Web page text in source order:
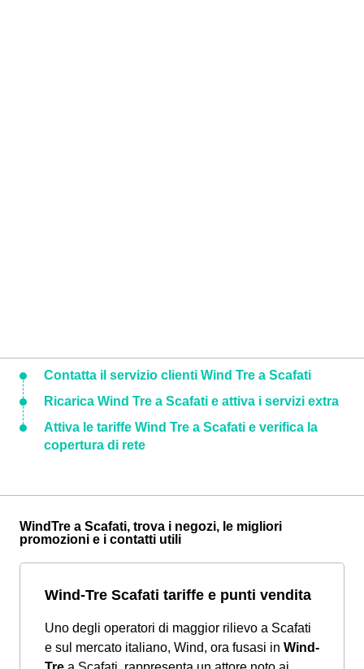
Contatta il servizio clienti Wind Tre a Scafati
Ricarica Wind Tre a Scafati e attiva i servizi extra
Attiva le tariffe Wind Tre a Scafati e verifica la
copertura di rete
WindTre a Scafati, trova i negozi, le migliori
promozioni e i contatti utili
Wind-Tre Scafati tariffe e punti vendita
Uno degli operatori di maggior rilievo a Scafati
e sul mercato italiano, Wind, ora fusasi in Wind-